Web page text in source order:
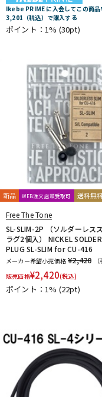
G-K
G.I. Batteries G7th
Gibson
GID GigBag
GRECO
Greg Bennett
Grover
Grover
Hal Leonard
Headway
HERCO
Hofner
HOSCO
Ikebe Original
IN
Inner Bamboo Bass
JAKE SHIMABUKURO
Kamaka
KAMINARI
Kikutani
Killer
KR'Z NANO DIAMOND
L-N
L.R.Baggs La Bella
LAVA MUSIC
Lee
Live Line
Lizard Spit
LUTHIER
Magna Cart
Manikin Electronic
MODERN PIRATES
MONSTER CABLE
MUSIC NOMAD
MUSIC
NAZCA
NAZCA STRAP
No Brand
Ikebe PRIME に入会してこの商品
3,201（税込）で購入する
ポイント：1% (30pt)
新品 WEB注文店頭受取可 送料無
Free The Tone
SL-SLIM-2P （ソルダーレス
ラグ2個入） NICKEL
PLUG SL-SLIM for CU-416
メーカー希望小売価格 ¥2,420
販売価格¥2,420(税込)
ポイント：1% (22pt)